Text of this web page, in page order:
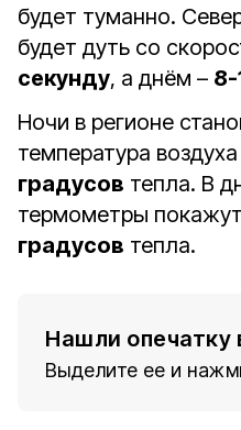
будет туманно.
будет дуть со
секунду, а днём – 8-
Ночи в регионе
температура
градусов тепла. В
термометры
градусов тепла.
Нашли опечатку
Выделите ее и